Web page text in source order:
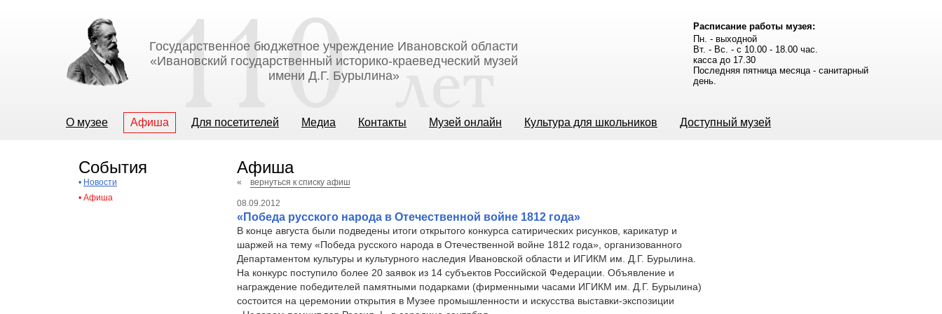
Государственное бюджетное учреждение Ивановской области
«Ивановский государственный историко-краеведческий музей
имени Д.Г. Бурылина»
Расписание работы музея:
Пн. - выходной
Вт. - Вс. - с 10.00 - 18.00 час.
касса до 17.30
Последняя пятница месяца - санитарный
день.
О музее Афиша Для посетителей Медиа Контакты Музей онлайн Культура для школьников Доступный музей
События
• Новости
• Афиша
Афиша
« вернуться к списку афиш
08.09.2012
«Победа русского народа в Отечественной войне 1812 года»
В конце августа были подведены итоги открытого конкурса сатирических рисунков, карикатур и
шаржей на тему «Победа русского народа в Отечественной войне 1812 года», организованного
Департаментом культуры и культурного наследия Ивановской области и ИГИКМ им. Д.Г. Бурылина.
На конкурс поступило более 20 заявок из 14 субъектов Российской Федерации. Объявление и
награждение победителей памятными подарками (фирменными часами ИГИКМ им. Д.Г. Бурылина)
состоится на церемонии открытия в Музее промышленности и искусства выставки-экспозиции